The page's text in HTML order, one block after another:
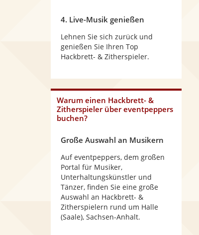
4. Live-Musik genießen
Lehnen Sie sich zurück und
genießen Sie Ihren Top
Hackbrett- & Zitherspieler.
Warum einen Hackbrett- &
Zitherspielerüber eventpeppers
buchen?
Große Auswahl an Musikern
Auf eventpeppers, dem großen
Portal für Musiker,
Unterhaltungskünstler und
Tänzer, finden Sie eine große
Auswahl an Hackbrett- &
Zitherspielern rund um Halle
(Saale), Sachsen-Anhalt.